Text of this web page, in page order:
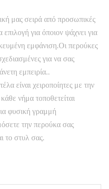
μας σειρά από προσωπικές
για όποιον ψάχνει για
εμφάνιση.Οι περούκες
για να σας
εμπειρία..
είναι χειροποίητες με την
νήμα τοποθετείται
φυσική γραμμή
την περούκα σας
το στυλ σας.